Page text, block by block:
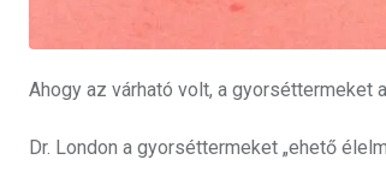
Ahogy az várható volt, a gyorséttermeket
Dr. London a gyorséttermeket „ehető